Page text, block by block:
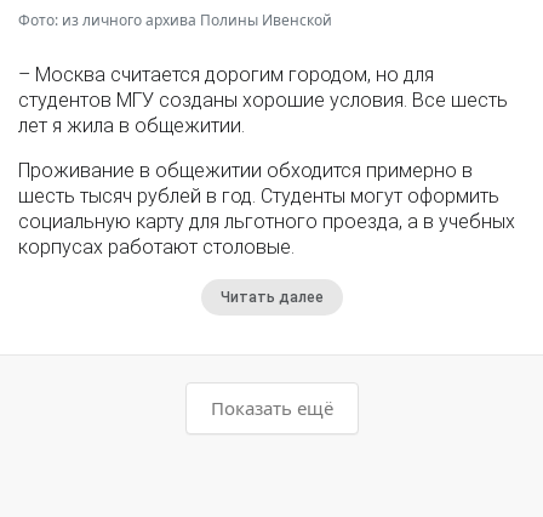
Фото: из личного архива Полины Ивенской
– Москва считается дорогим городом, но для
студентов МГУ созданы хорошие условия. Все шесть
лет я жила в общежитии.
Проживание в общежитии обходится примерно в
шесть тысяч рублей в год. Студенты могут оформить
социальную карту для льготного проезда, а в учебных
корпусах работают столовые.
Читать далее
Показать ещё